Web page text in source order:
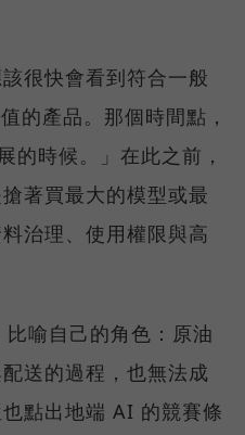
很快會看到符合一般
的產品。那個時間點，
的時候。」在此之前，
著買最大的模型或最
治理、使用權限與高
喻自己的角色：原油
送的過程，也無法成
點出地端 AI 的競賽條